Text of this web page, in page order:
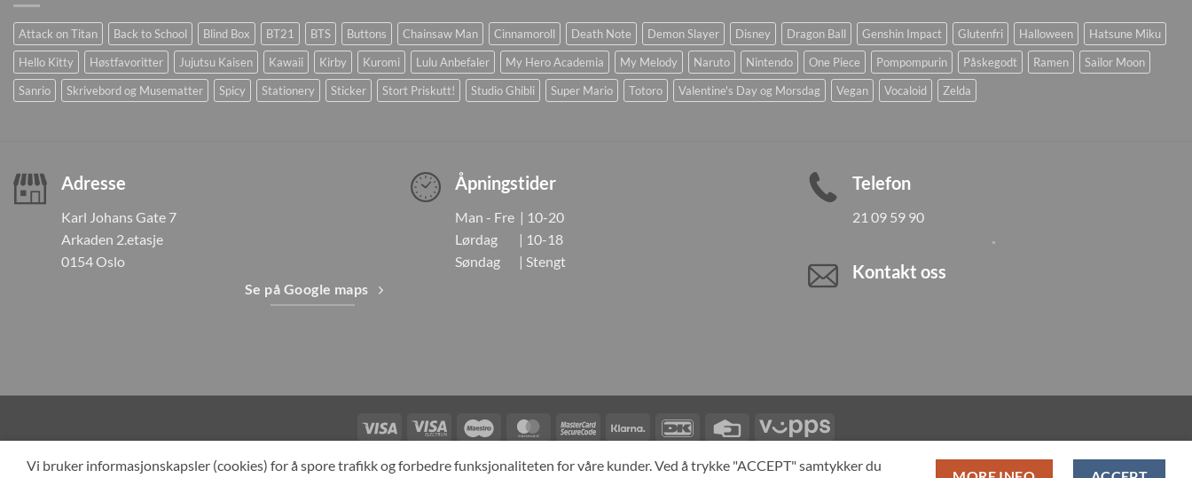
Attack on Titan Back to School Blind Box BT21 BTS Buttons Chainsaw Man Cinnamoroll Death Note Demon Slayer Disney Dragon Ball Genshin Impact Glutenfri Halloween
Hatsune Miku
Hello Kitty
Høstfavoritter Jujutsu Kaisen Kawaii Kirby Kuromi Lulu Anbefaler My Hero Academia My Melody Naruto Nintendo One Piece Pompompurin Påskegodt Ramen
Sailor Moon
Sanrio
Skrivebord og Musematter Spicy Stationery Sticker Stort Priskutt! Studio Ghibli Super Mario Totoro Valentine's Day og Morsdag Vegan Vocaloid Zelda
Adresse
Karl Johans Gate 7
Arkaden 2.etasje
0154 Oslo
Se på Google maps
Åpningstider
Man - Fre | 10-20
Lørdag | 10-18
Søndag | Stengt
Telefon
21 09 59 90
Kontakt oss
Visa
Visa
Electron
Maestro MasterCardMasterCard
2
Klarna DanKort
Credit
Card
Vipps
TILBAKEKALLINGER KONTAKT OSS OM OSS SPESIALBESTILLING MIN KONTO ALL PRODUCTS
Vi bruker informasjonskapsler (cookies) for å spore trafikk og forbedre funksjonaliteten for våre kunder. Ved å trykke "ACCEPT" samtykker du